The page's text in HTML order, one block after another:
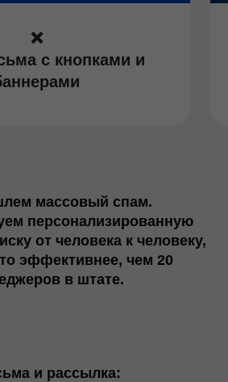
❌
с кнопками и
массовый спам.
персонализированную
от человека к человеку,
эффективнее, чем 20
в штате.
и рассылка: